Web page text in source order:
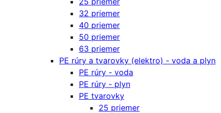
32 priemer
40 priemer
50 priemer
63 priemer
PE rúry a tvarovky (elektro) - voda a plyn
PE rúry - voda
PE rúry - plyn
PE tvarovky
25 priemer